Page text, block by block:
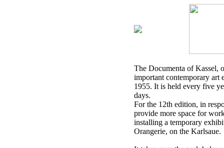
The Documenta of Kassel,
important contemporary art
1955. It is held every five
days.
For the 12th edition, in
provide more space for
installing a temporary
Orangerie, on the Karlsaue.